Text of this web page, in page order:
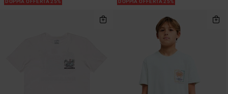
DOPPIA OFFERTA 25%
DOPPIA OFFERTA 25%